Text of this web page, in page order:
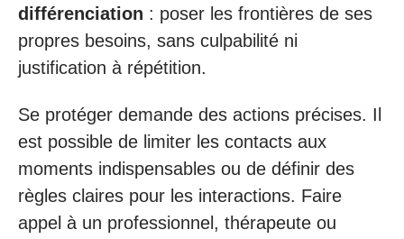
différenciation : poser les frontières de ses
propres besoins, sans culpabilité ni
justification à répétition.
Se protéger demande des actions précises. Il
est possible de limiter les contacts aux
moments indispensables ou de définir des
règles claires pour les interactions. Faire
appel à un professionnel, thérapeute ou